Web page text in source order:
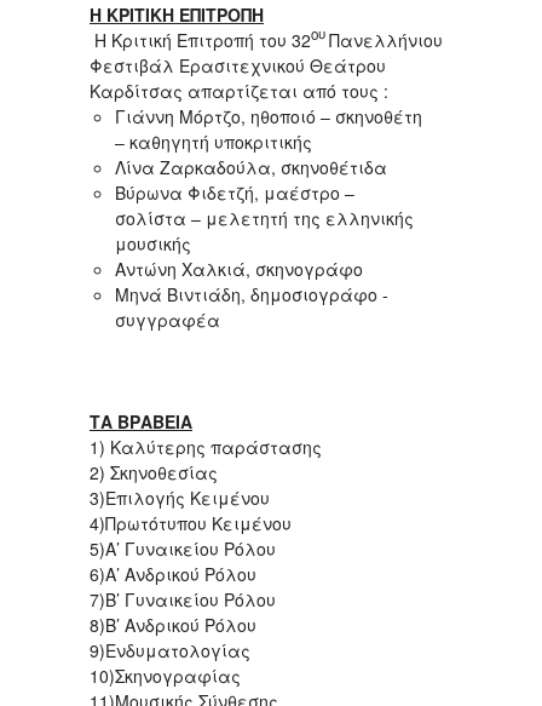
Η ΚΡΙΤΙΚΗ ΕΠΙΤΡΟΠΗ
Η Κριτική Επιτροπή του 32ουΠανελλήνιου
Φεστιβάλ Ερασιτεχνικού Θεάτρου
Καρδίτσας απαρτίζεται από τους :
Γιάννη Μόρτζο, ηθοποιό – σκηνοθέτη
– καθηγητή υποκριτικής
Λίνα Ζαρκαδούλα, σκηνοθέτιδα
Βύρωνα Φιδετζή, μαέστρο –
σολίστα – μελετητή της ελληνικής
μουσικής
Αντώνη Χαλκιά, σκηνογράφο
Μηνά Βιντιάδη, δημοσιογράφο -
συγγραφέα
ΤΑ ΒΡΑΒΕΙΑ
1) Καλύτερης παράστασης
2) Σκηνοθεσίας
3)Επιλογής Kειμένου
4)Πρωτότυπου Κειμένου
5)Α’ Γυναικείου Ρόλου
6)Α’ Ανδρικού Ρόλου
7)Β’ Γυναικείου Ρόλου
8)Β’ Ανδρικού Ρόλου
9)Ενδυματολογίας
10)Σκηνογραφίας
11)Μουσικής Σύνθεσης